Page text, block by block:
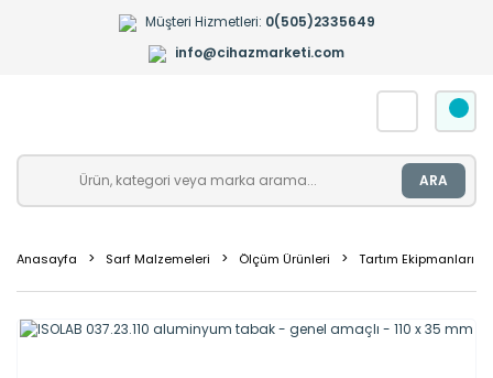
Müşteri Hizmetleri: 0(505)2335649
info@cihazmarketi.com
ARA
Anasayfa Sarf Malzemeleri Ölçüm Ürünleri Tartım Ekipmanları